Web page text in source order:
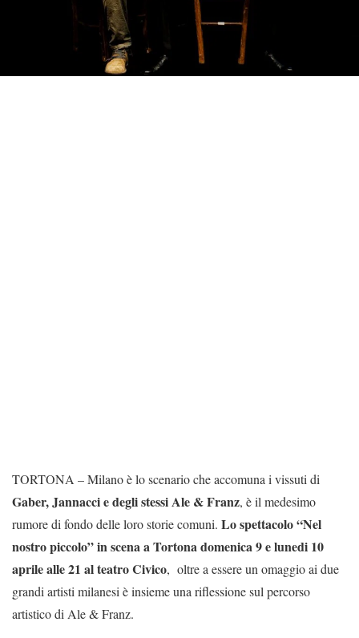
TORTONA – Milano è lo scenario che accomuna i vissuti di
Gaber, Jannacci e degli stessi Ale & Franz, è il medesimo
rumore di fondo delle loro storie comuni. Lo spettacolo “Nel
nostro piccolo” in scena a Tortona domenica 9 e lunedi 10
aprile alle 21 al teatro Civico, oltre a essere un omaggio ai due
grandi artisti milanesi è insieme una riflessione sul percorso
artistico di Ale & Franz.